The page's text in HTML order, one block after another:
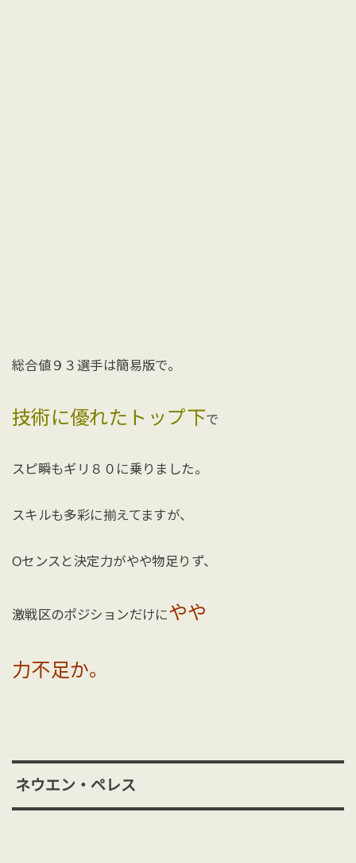
総合値９３選手は簡易版で。
技術に優れたトップ下で
スピ瞬もギリ８０に乗りました。
スキルも多彩に揃えてますが、
Oセンスと決定力がやや物足りず、
激戦区のポジションだけにやや
力不足か。
ネウエン・ペレス